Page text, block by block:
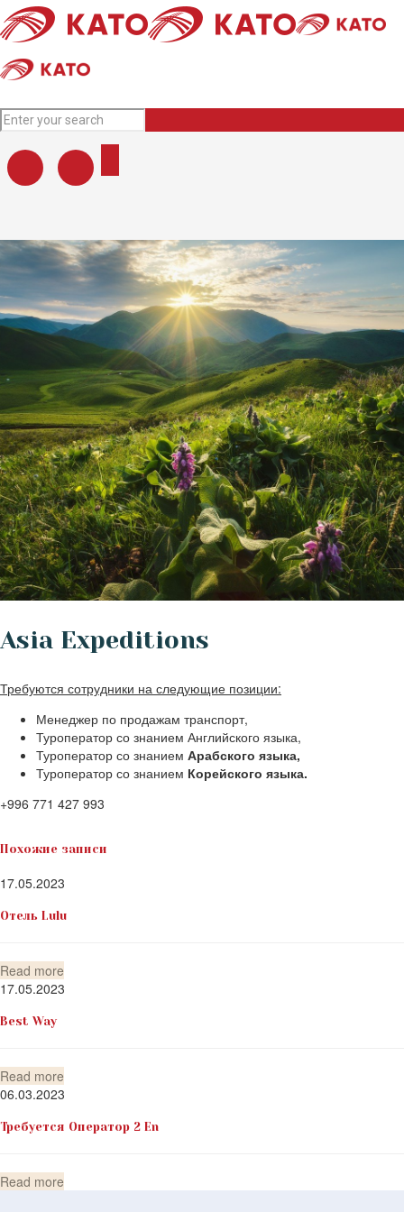
Asia Expeditions
Требуются сотрудники на следующие позиции:
Менеджер по продажам транспорт,
Туроператор со знанием Английского языка,
Туроператор со знанием Арабского языка,
Туроператор со знанием Корейского языка.
+996 771 427 993
Похожие записи
17.05.2023
Отель Lulu
Read more
17.05.2023
Best Way
Read more
06.03.2023
Требуется Оператор 2 En
Read more